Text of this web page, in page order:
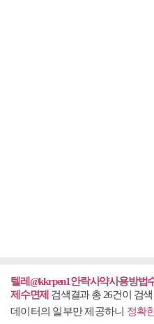
텔레@kkrpen1안락사약사용방법
제수면제 검색결과 총 26건이 검
데이터의 일부만 제공하니 정확